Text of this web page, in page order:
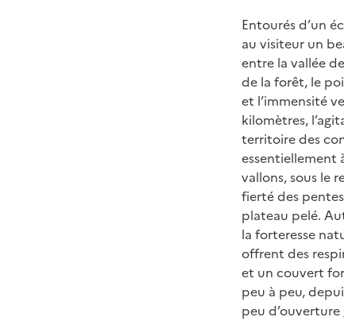
Entourés d’un
au visiteur un
entre la vallée
de la forêt, le
et l’immensité
kilomètres,
territoire des
essentiellement
vallons, sous le
fierté des
plateau pelé.
la forteresse
offrent des
et un couvert
peu à peu,
peu d’ouverture